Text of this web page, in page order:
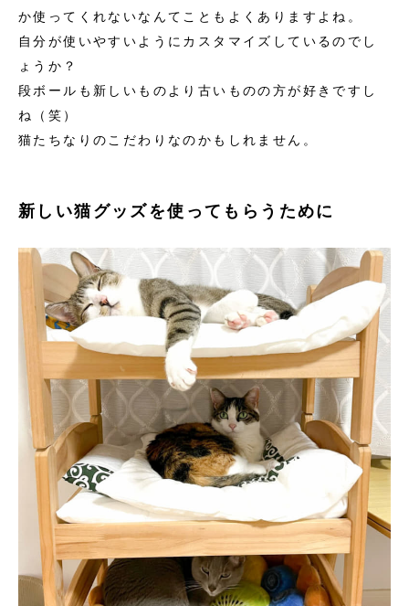
か使ってくれないなんてこともよくありますよね。
自分が使いやすいようにカスタマイズしているのでし
ょうか？
段ボールも新しいものより古いものの方が好きですし
ね（笑）
猫たちなりのこだわりなのかもしれません。
新しい猫グッズを使ってもらうために